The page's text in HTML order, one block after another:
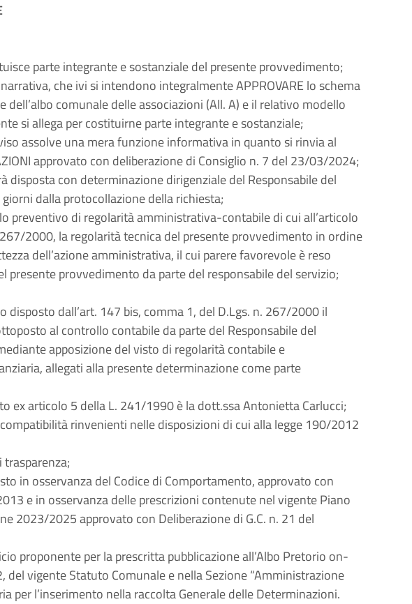
parte integrante e sostanziale del presente provvedimento;
che ivi si intendono integralmente APPROVARE lo schema
dell’albo comunale delle associazioni (All. A) e il relativo modello
si allega per costituirne parte integrante e sostanziale;
assolve una mera funzione informativa in quanto si rinvia al
approvato con deliberazione di Consiglio n. 7 del 23/03/2024;
disposta con determinazione dirigenziale del Responsabile del
dalla protocollazione della richiesta;
preventivo di regolarità amministrativa-contabile di cui all’articolo
2000, la regolarità tecnica del presente provvedimento in ordine
dell’azione amministrativa, il cui parere favorevole è reso
presente provvedimento da parte del responsabile del servizio;
disposto dall’art. 147 bis, comma 1, del D.Lgs. n. 267/2000 il
al controllo contabile da parte del Responsabile del
apposizione del visto di regolarità contabile e
allegati alla presente determinazione come parte
ex articolo 5 della L. 241/1990 è la dott.ssa Antonietta Carlucci;
rinvenienti nelle disposizioni di cui alla legge 190/2012
in osservanza del Codice di Comportamento, approvato con
e in osservanza delle prescrizioni contenute nel vigente Piano
2023/2025 approvato con Deliberazione di G.C. n. 21 del
proponente per la prescritta pubblicazione all’Albo Pretorio on-
del vigente Statuto Comunale e nella Sezione “Amministrazione
per l’inserimento nella raccolta Generale delle Determinazioni.